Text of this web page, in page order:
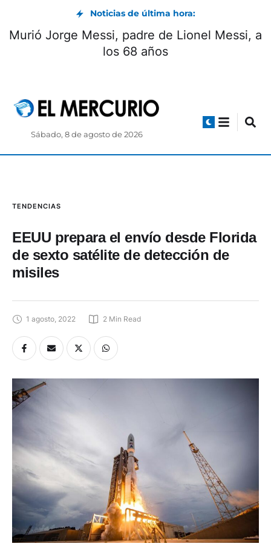
Noticias de última hora:
Murió Jorge Messi, padre de Lionel Messi, a
los 68 años
Sábado, 8 de agosto de 2026
TENDENCIAS
EEUU prepara el envío desde Florida
de sexto satélite de detección de
misiles
1 agosto, 2022 2 Min Read